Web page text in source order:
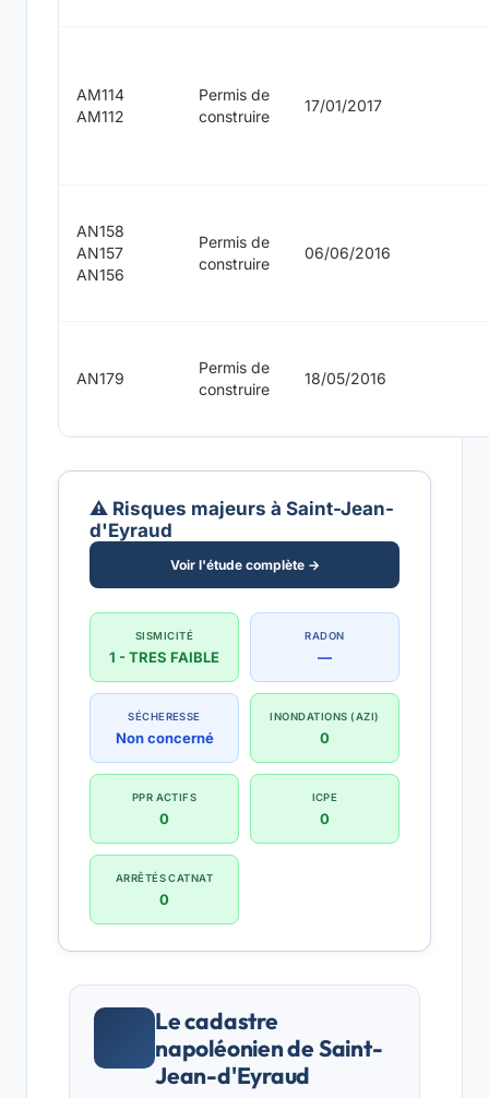
AM114
AM112
Permis de
construire
17/01/2017
AN158
AN157
AN156
Permis de
construire
06/06/2016
AN179
Permis de
construire
18/05/2016
⚠️ Risques majeurs à Saint-Jean-
d'Eyraud
Voir l'étude complète →
SISMICITÉ
1 - TRES FAIBLE
RADON
—
SÉCHERESSE
Non concerné
INONDATIONS (AZI)
0
PPR ACTIFS
0
ICPE
0
ARRÊTÉS CATNAT
0
Le cadastre
napoléonien de Saint-
Jean-d'Eyraud